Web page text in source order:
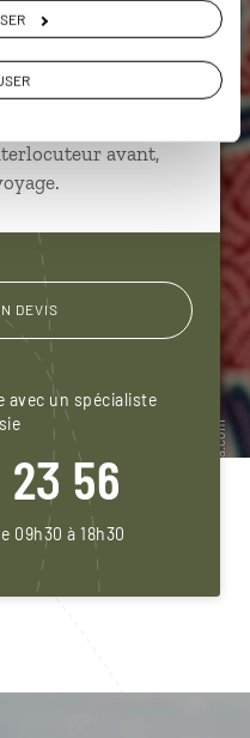
réalité du pays.
depuis nos studios
aussi par email ou
avant,
DEVIS
avec un spécialiste
23 56
09h30 à 18h30